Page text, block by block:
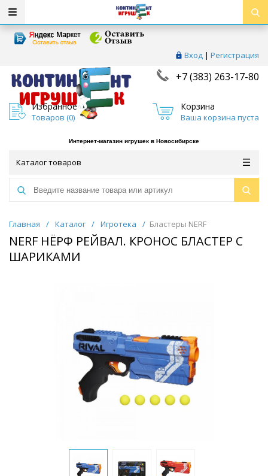
Вход | Регистрация
+7 (383) 263-17-80
Избранное
Товаров (0)
Корзина
Ваша корзина пуста
Интернет-магазин игрушек в Новосибирске
Каталог товаров
Главная / Каталог / Игротека / Бластеры NERF
NERF НЁРФ РЕЙВАЛ. КРОНОС БЛАСТЕР С
ШАРИКАМИ